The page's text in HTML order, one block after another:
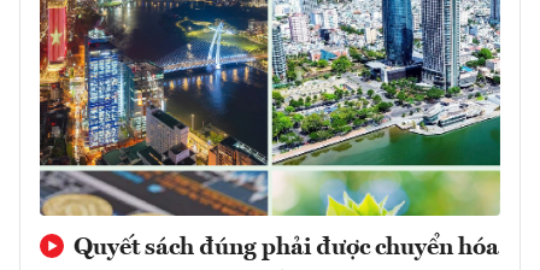
Quyết sách đúng phải được chuyển hóa